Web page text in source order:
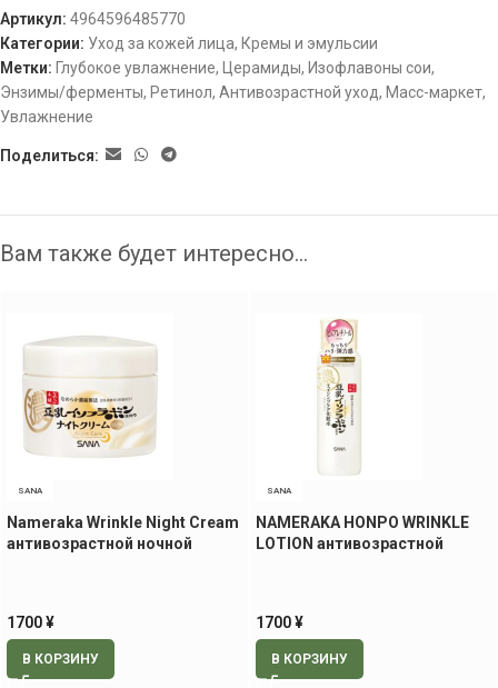
Артикул: 4964596485770
Категории: Уход за кожей лица, Кремы и эмульсии
Метки: Глубокое увлажнение, Церамиды, Изофлавоны сои,
Энзимы/ферменты, Ретинол, Антивозрастной уход, Масс-маркет,
Увлажнение
Поделиться:
Вам также будет интересно…
SANA
Nameraka Wrinkle Night Cream
антивозрастной ночной
1700¥
В КОРЗИНУ
SANA
NAMERAKA HONPO WRINKLE
LOTION антивозрастной
1700¥
В КОРЗИНУ